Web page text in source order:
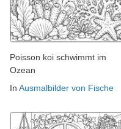
Poisson koi schwimmt im
Ozean
In Ausmalbilder von Fische